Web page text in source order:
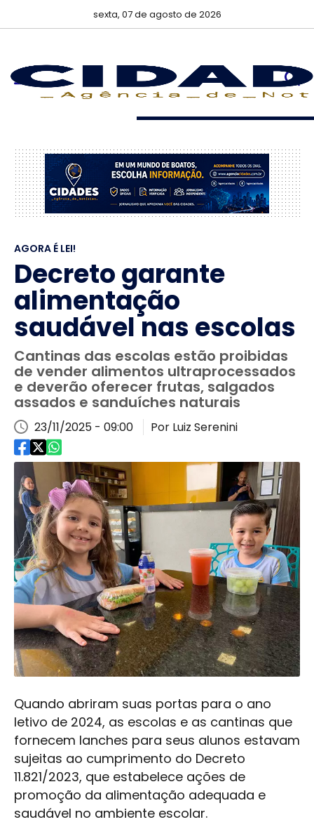
sexta, 07 de agosto de 2026
AGORA É LEI!
Decreto garante
alimentação
saudável nas escolas
Cantinas das escolas estão proibidas
de vender alimentos ultraprocessados
e deverão oferecer frutas, salgados
assados e sanduíches naturais
23/11/2025 - 09:00 Por Luiz Serenini
Quando abriram suas portas para o ano
letivo de 2024, as escolas e as cantinas que
fornecem lanches para seus alunos estavam
sujeitas ao cumprimento do Decreto
11.821/2023, que estabelece ações de
promoção da alimentação adequada e
saudável no ambiente escolar.